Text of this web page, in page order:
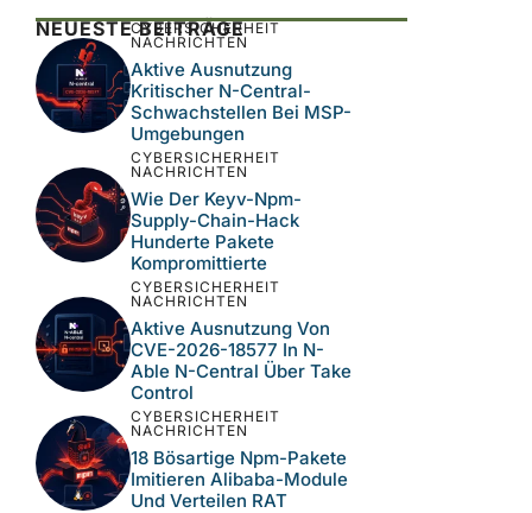
NEUESTE BEITRÄGE
CYBERSICHERHEIT
NACHRICHTEN
Aktive Ausnutzung
Kritischer N-Central-
Schwachstellen Bei MSP-
Umgebungen
CYBERSICHERHEIT
NACHRICHTEN
Wie Der Keyv-Npm-
Supply-Chain-Hack
Hunderte Pakete
Kompromittierte
CYBERSICHERHEIT
NACHRICHTEN
Aktive Ausnutzung Von
CVE-2026-18577 In N-
Able N-Central Über Take
Control
CYBERSICHERHEIT
NACHRICHTEN
18 Bösartige Npm-Pakete
Imitieren Alibaba-Module
Und Verteilen RAT